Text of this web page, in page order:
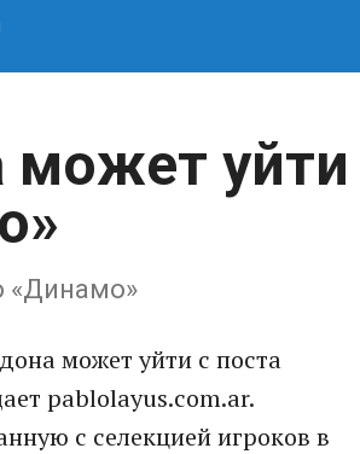
уйти
«Динамо»
может уйти с поста
pablolayus.com.ar.
с селекцией игроков в